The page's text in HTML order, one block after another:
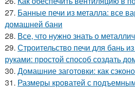
27. Банные печи из металла: все
домашней бани
28. Все, что нужно знать о
29. Строительство печи для бань
руками: простой способ создать
30. Домашние заготовки: как
31. Размеры кроватей с